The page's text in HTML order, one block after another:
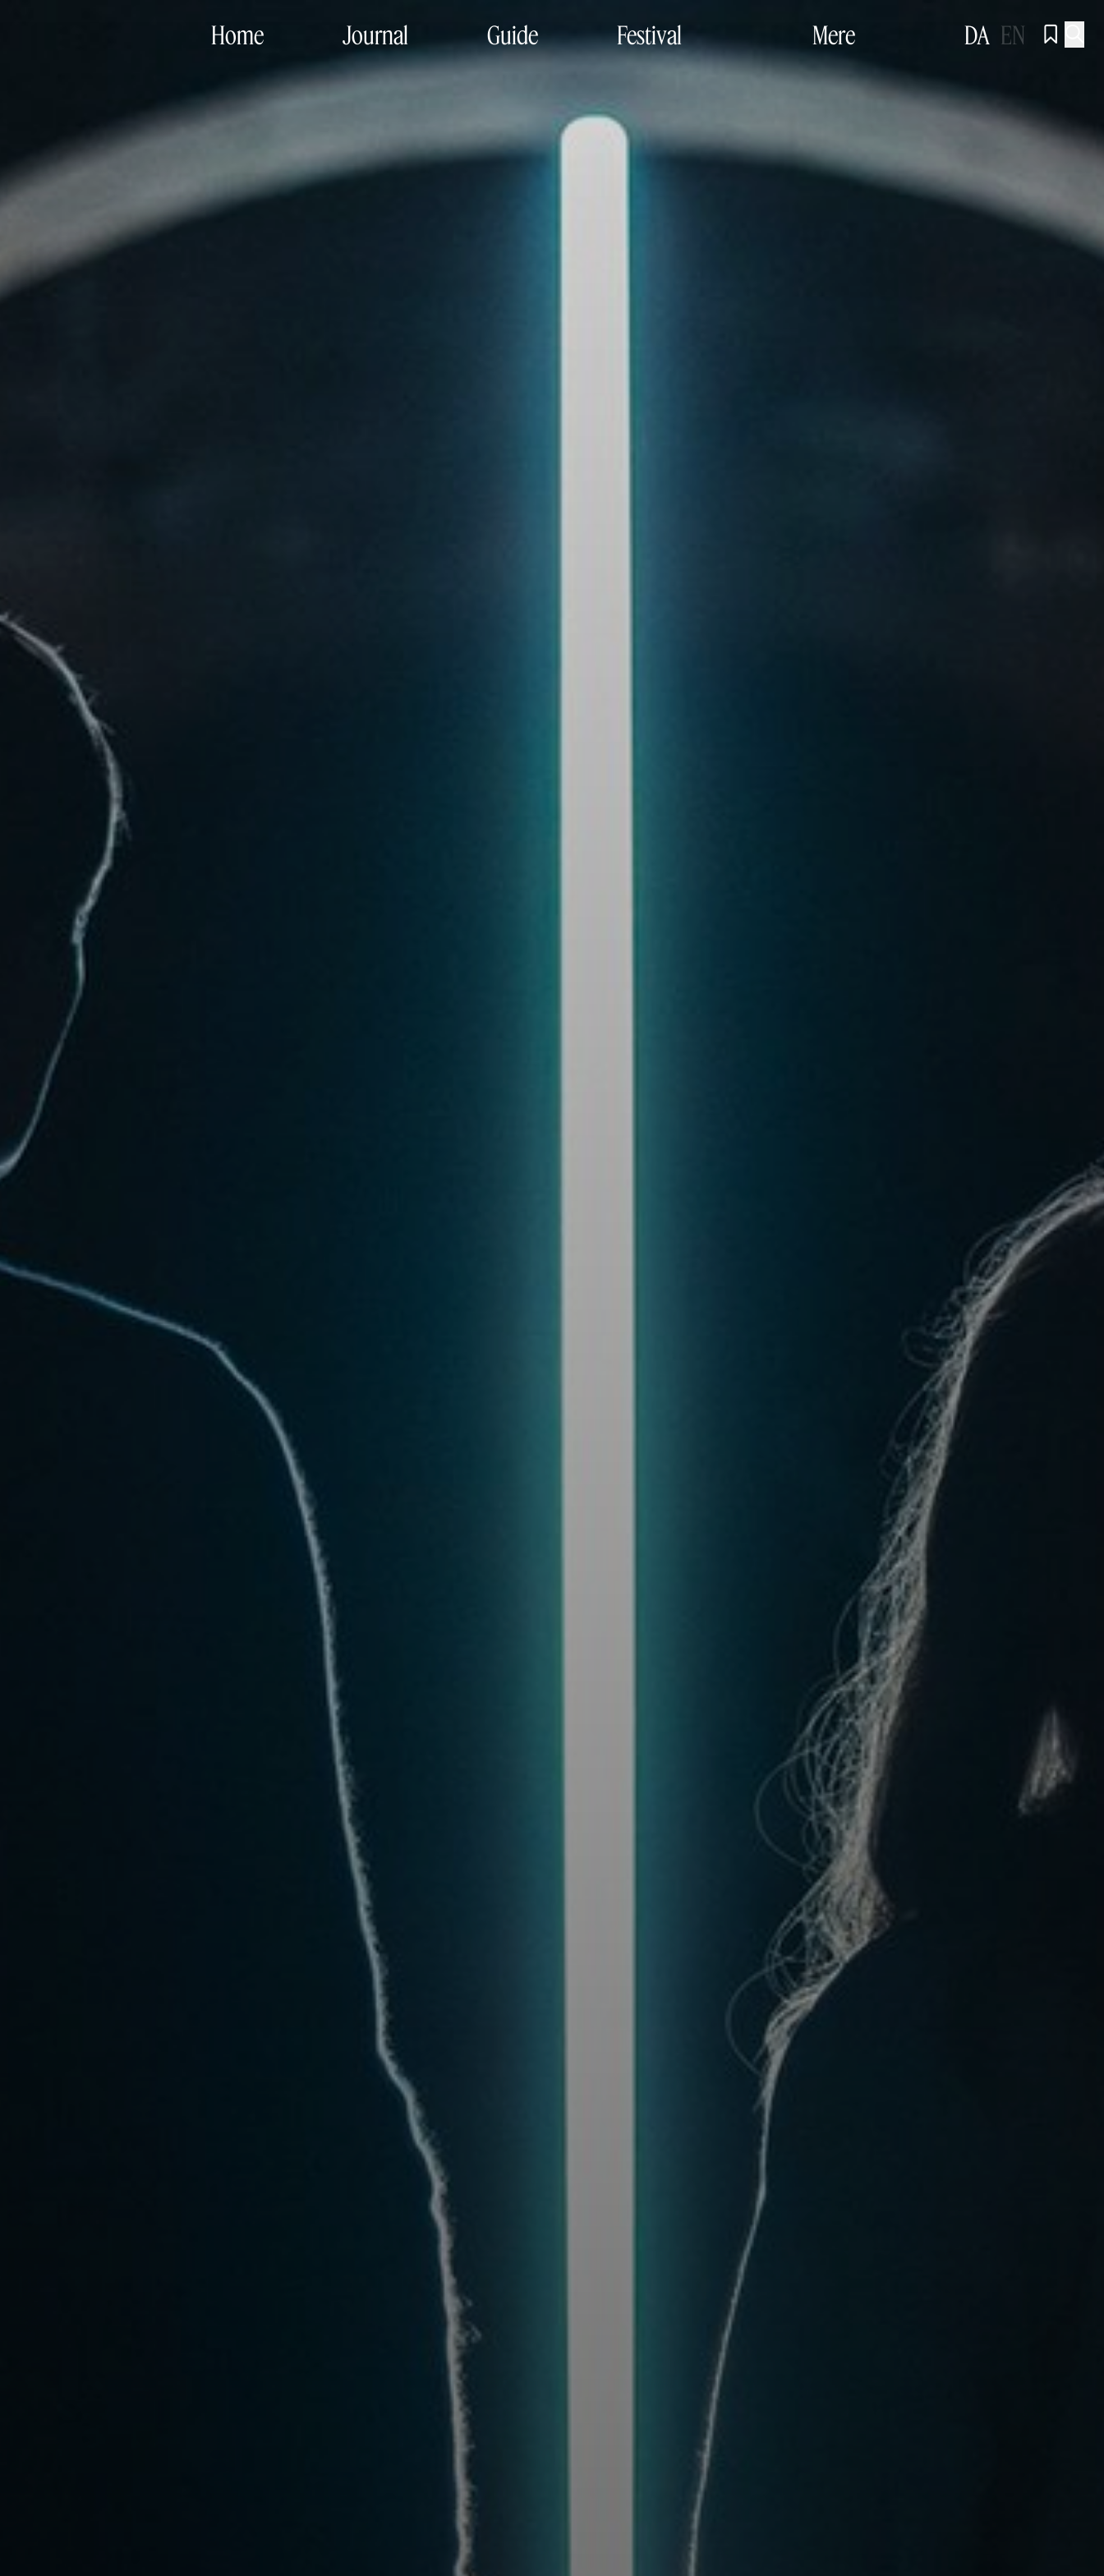
Home Journal Guide Festival Mere DA EN 